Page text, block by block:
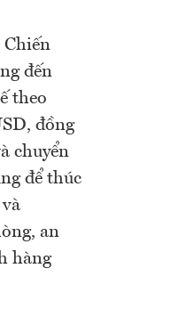
Chiến
đến
theo
đồng
chuyển
để thúc
an
hàng